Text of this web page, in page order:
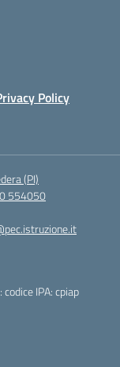
Policy
(PI)
554050
IPA: cpiap